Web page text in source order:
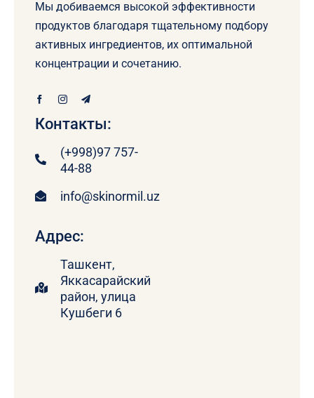
Мы добиваемся высокой эффективности
продуктов благодаря тщательному подбору
активных ингредиентов, их оптимальной
концентрации и сочетанию.
Контакты:
(+998)97 757-
44-88
info@skinormil.uz
Адрес:
Ташкент,
Яккасарайский
район, улица
Кушбеги 6